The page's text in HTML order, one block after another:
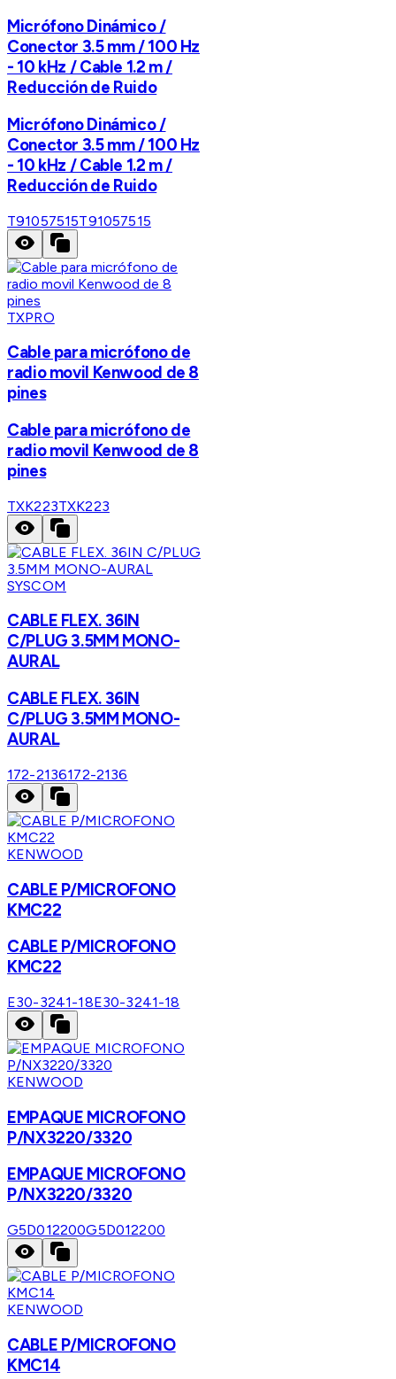
Micrófono Dinámico /
Conector 3.5 mm / 100 Hz
- 10 kHz / Cable 1.2 m /
Reducción de Ruido
Micrófono Dinámico /
Conector 3.5 mm / 100 Hz
- 10 kHz / Cable 1.2 m /
Reducción de Ruido
T91057515T91057515
TXPRO
Cable para micrófono de
radio movil Kenwood de 8
pines
Cable para micrófono de
radio movil Kenwood de 8
pines
TXK223TXK223
SYSCOM
CABLE FLEX. 36IN
C/PLUG 3.5MM MONO-
AURAL
CABLE FLEX. 36IN
C/PLUG 3.5MM MONO-
AURAL
172-2136172-2136
KENWOOD
CABLE P/MICROFONO
KMC22
CABLE P/MICROFONO
KMC22
E30-3241-18E30-3241-18
KENWOOD
EMPAQUE MICROFONO
P/NX3220/3320
EMPAQUE MICROFONO
P/NX3220/3320
G5D012200G5D012200
KENWOOD
CABLE P/MICROFONO
KMC14